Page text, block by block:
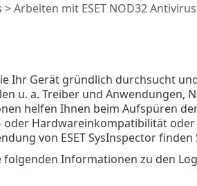
>Arbeiten mit ESET NOD32 Antivirus
Ihr Gerät gründlich durchsucht
u. a. Treiber und Anwendungen,
helfen Ihnen beim Aufspüren
Hardwareinkompatibilität
von ESET SysInspector finden
folgenden Informationen zu den